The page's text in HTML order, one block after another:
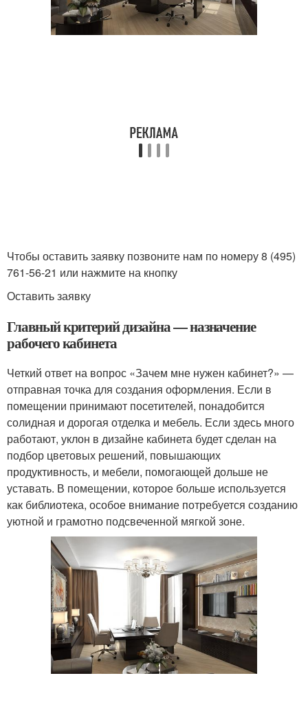
Чтобы оставить заявку позвоните нам по номеру 8 (495)
761-56-21 или нажмите на кнопку
Оставить заявку
Главный критерий дизайна — назначение
рабочего кабинета
Четкий ответ на вопрос «Зачем мне нужен кабинет?» —
отправная точка для создания оформления. Если в
помещении принимают посетителей, понадобится
солидная и дорогая отделка и мебель. Если здесь много
работают, уклон в дизайне кабинета будет сделан на
подбор цветовых решений, повышающих
продуктивность, и мебели, помогающей дольше не
уставать. В помещении, которое больше используется
как библиотека, особое внимание потребуется созданию
уютной и грамотно подсвеченной мягкой зоне.